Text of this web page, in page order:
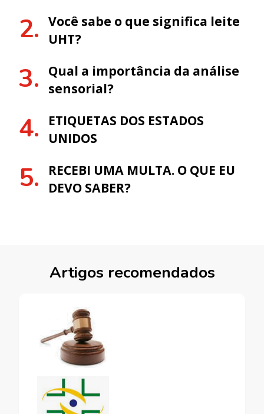
Você sabe o que significa leite
UHT?
Qual a importância da análise
sensorial?
ETIQUETAS DOS ESTADOS
UNIDOS
RECEBI UMA MULTA. O QUE EU
DEVO SABER?
Artigos recomendados